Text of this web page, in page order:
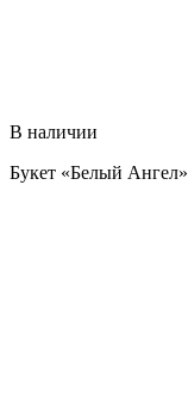
В наличии
Букет «Белый Ангел»